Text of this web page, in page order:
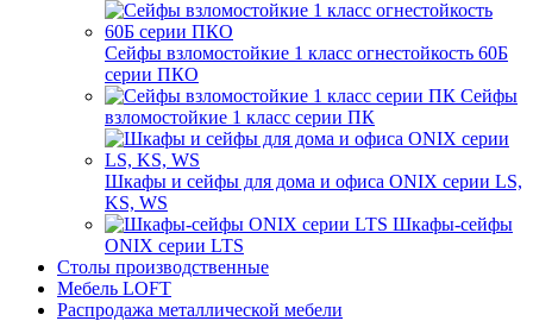
Сейфы взломостойкие 1 класс огнестойкость 60Б
серии ПКО
Сейфы
взломостойкие 1 класс серии ПК
Шкафы и сейфы для дома и офиса ONIX серии LS,
KS, WS
Шкафы-сейфы
ONIX серии LTS
Столы производственные
Мебель LOFT
Распродажа металлической мебели